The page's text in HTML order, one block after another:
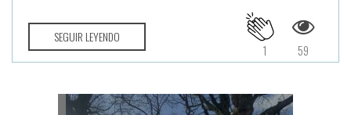
SEGUIR LEYENDO
59
1